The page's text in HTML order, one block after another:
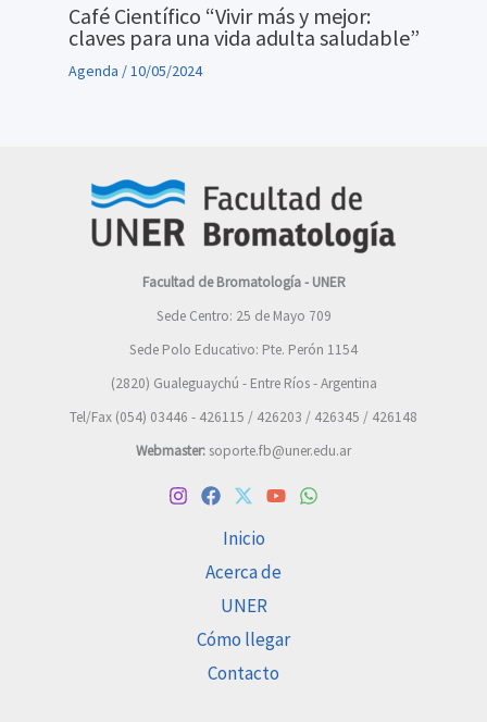
Café Científico “Vivir más y mejor:
claves para una vida adulta saludable”
Agenda /10/05/2024
Facultad de Bromatología - UNER
Sede Centro: 25 de Mayo 709
Sede Polo Educativo: Pte. Perón 1154
(2820) Gualeguaychú - Entre Ríos - Argentina
Tel/Fax (054) 03446 - 426115 / 426203 / 426345 / 426148
Webmaster: soporte.fb@uner.edu.ar
Inicio
Acerca de
UNER
Cómo llegar
Contacto